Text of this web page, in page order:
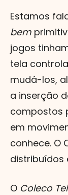
Estamos
bem
jogos
tela
mudá-los,
a inserção
compostos
em
conhece. O
distribuídos
O Coleco